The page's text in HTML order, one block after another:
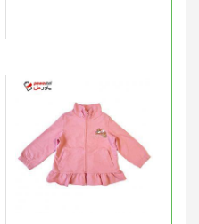
محصول
انتخاب
شوند